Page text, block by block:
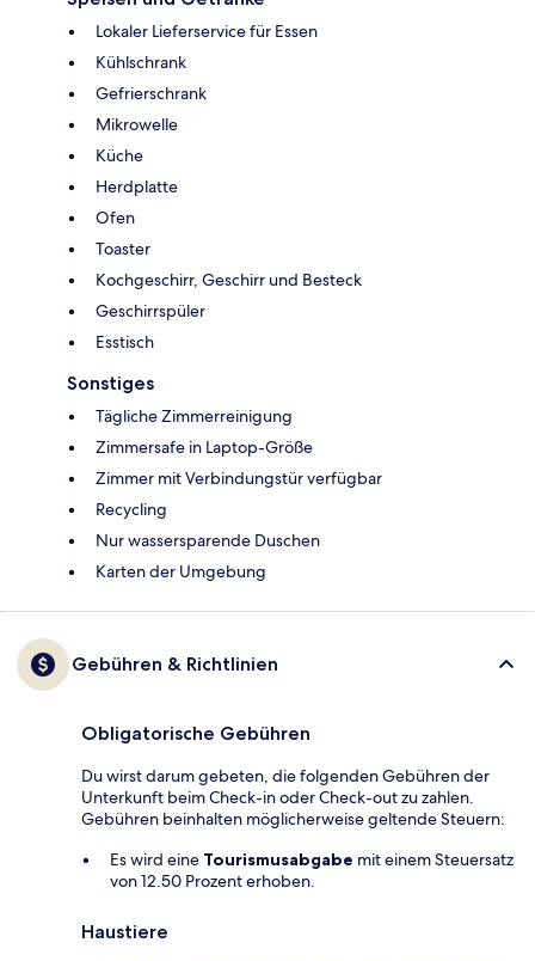
Lokaler Lieferservice für Essen
Kühlschrank
Gefrierschrank
Mikrowelle
Küche
Herdplatte
Ofen
Toaster
Kochgeschirr, Geschirr und Besteck
Geschirrspüler
Esstisch
Sonstiges
Tägliche Zimmerreinigung
Zimmersafe in Laptop-Größe
Zimmer mit Verbindungstür verfügbar
Recycling
Nur wassersparende Duschen
Karten der Umgebung
Gebühren & Richtlinien
Obligatorische Gebühren
Du wirst darum gebeten, die folgenden Gebühren der
Unterkunft beim Check-in oder Check-out zu zahlen.
Gebühren beinhalten möglicherweise geltende Steuern:
Es wird eine Tourismusabgabe mit einem Steuersatz
von 12.50 Prozent erhoben.
Haustiere